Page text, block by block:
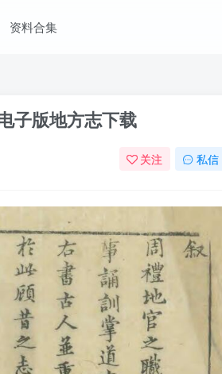
资料合集
子版地方志下载
关注 私信